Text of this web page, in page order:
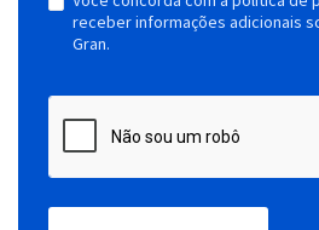
receber informações adicionais
Gran.